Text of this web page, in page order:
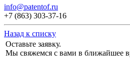
info@patentof.ru
+7 (863) 303-37-16
Назад к списку
Оставьте заявку.
Мы свяжемся с вами в ближайшее